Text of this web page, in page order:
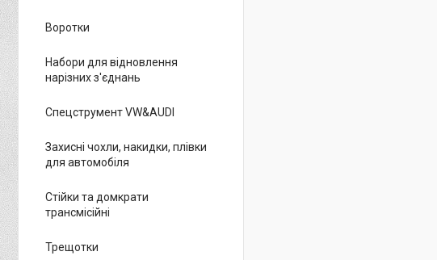
Воротки
Набори для відновлення
нарізних з'єднань
Спецструмент VW&AUDI
Захисні чохли, накидки, плівки
для автомобіля
Стійки та домкрати
трансмісійні
Трещотки